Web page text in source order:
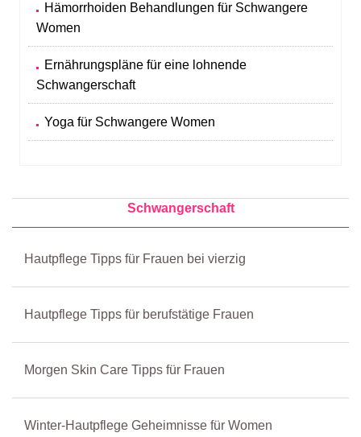
Hämorrhoiden Behandlungen für Schwangere
Women
Ernährungspläne für eine lohnende
Schwangerschaft
Yoga für Schwangere Women
Schwangerschaft
Hautpflege Tipps für Frauen bei vierzig
Hautpflege Tipps für berufstätige Frauen
Morgen Skin Care Tipps für Frauen
Winter-Hautpflege Geheimnisse für Women